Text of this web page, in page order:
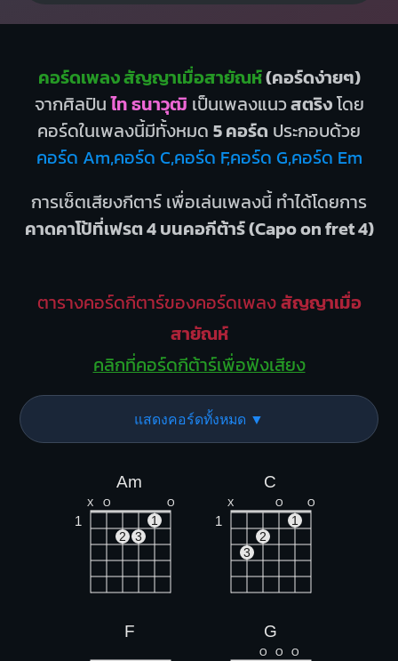
คอร์ดเพลง สัญญาเมื่อสายัณห์(คอร์ดง่ายๆ)
จากศิลปินไท ธนาวุฒิ เป็นเพลงแนวสตริงโดย
คอร์ดในเพลงนี้มีทั้งหมด 5 คอร์ด ประกอบด้วย
คอร์ด Am,คอร์ด C,คอร์ด F,คอร์ด G,คอร์ด Em
การเซ็ตเสียงกีตาร์ เพื่อเล่นเพลงนี้ ทำได้โดยการ
คาดคาโป้ที่เฟรต 4 บนคอกีต้าร์ (Capo on fret 4)
ตารางคอร์ดกีตาร์ของคอร์ดเพลงสัญญาเมื่อ
สายัณห์
คลิกที่คอร์ดกีต้าร์เพื่อฟังเสียง
แสดงคอร์ดทั้งหมด ▼
Am
X O O
1
1
2
3
C
X O O
1
1
2
3
F G
O O O